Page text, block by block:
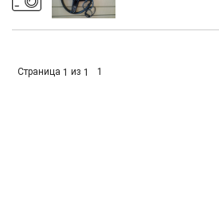
Страница 1 из 1 1